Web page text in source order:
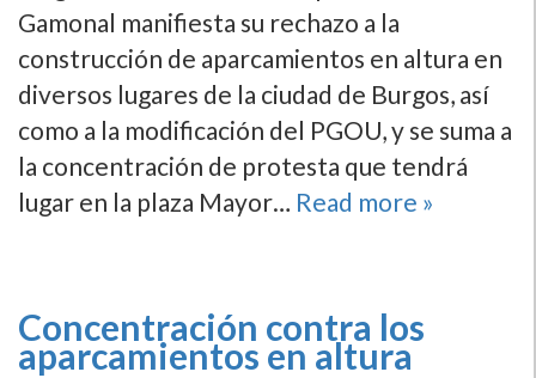
Gamonal manifiesta su rechazo a la
construcción de aparcamientos en altura en
diversos lugares de la ciudad de Burgos, así
como a la modificación del PGOU, y se suma a
la concentración de protesta que tendrá
lugar en la plaza Mayor… Read more »
Concentración contra los
aparcamientos en altura